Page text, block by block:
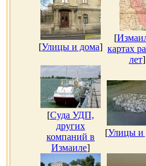
[Улицы и дома]
[
картах
лет]
[Суда УДП,
других
компаний в
Измаиле]
[Улицы и